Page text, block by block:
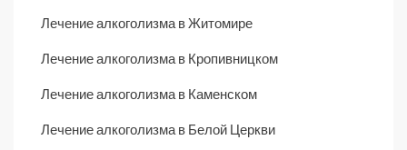
Лечение алкоголизма в Житомире
Лечение алкоголизма в Кропивницком
Лечение алкоголизма в Каменском
Лечение алкоголизма в Белой Церкви